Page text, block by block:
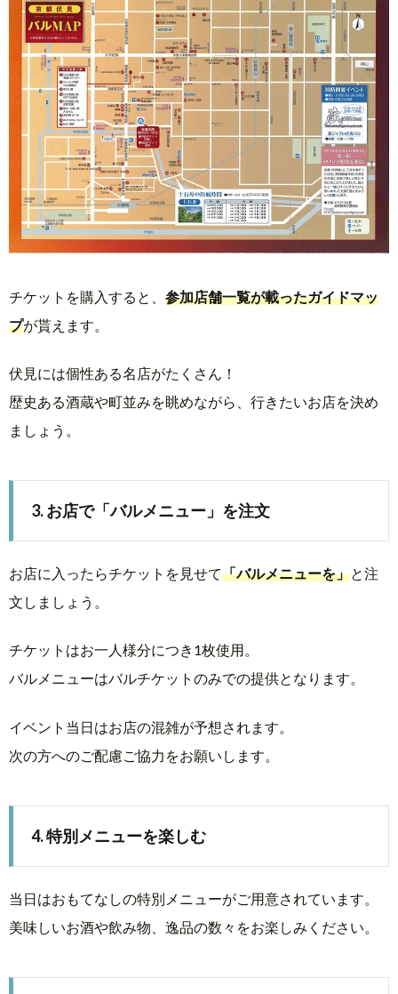
チケットを購入すると、 参加店舗一覧が載ったガイドマッ
プが貰えます。
伏見には個性ある名店がたくさん！
歴史ある酒蔵や町並みを眺めながら、行きたいお店を決め
ましょう。
3. お店で「バルメニュー」を注文
お店に入ったらチケットを見せて「バルメニューを」と注
文しましょう。
チケットはお一人様分につき1枚使用。
バルメニューはバルチケットのみでの提供となります。
イベント当日はお店の混雑が予想されます。
次の方へのご配慮ご協力をお願いします。
4. 特別メニューを楽しむ
当日はおもてなしの特別メニューがご用意されています。
美味しいお酒や飲み物、逸品の数々をお楽しみください。